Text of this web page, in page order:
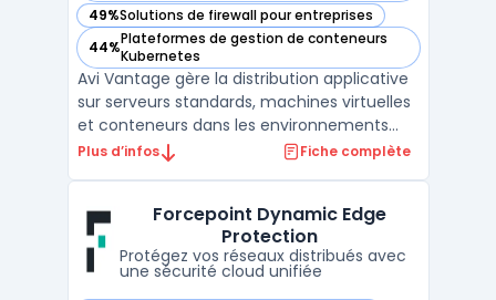
49%Solutions de firewall pour entreprises
— voir Avi Vantage dans cette catégorie
44%Plateformes de gestion de conteneurs
Kubernetes
— voir Avi Vantage dans cette catégorie
Avi Vantage gère la distribution applicative
sur serveurs standards, machines virtuelles
et conteneurs dans les environnements
entreprises qui opèrent à la fois sur site et
gestion, automatiser le load balancing ...
Plus d’infos Fiche complète
Forcepoint Dynamic Edge
Protection
Protégez vos réseaux distribués avec
une sécurité cloud unifiée